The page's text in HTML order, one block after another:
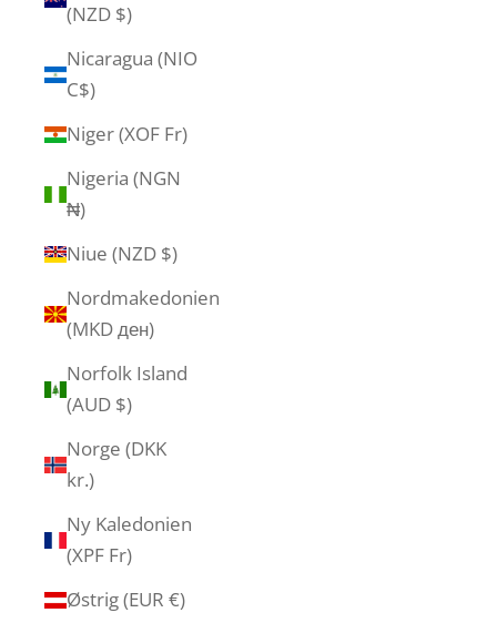
(NZD $)
Nicaragua (NIO
C$)
Niger (XOF Fr)
Nigeria (NGN
₦)
Niue (NZD $)
Nordmakedonien
(MKD ден)
Norfolk Island
(AUD $)
Norge (DKK
kr.)
Ny Kaledonien
(XPF Fr)
Østrig (EUR €)